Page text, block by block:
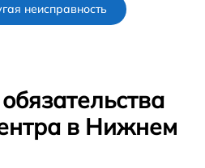
неисправность
в Нижнем